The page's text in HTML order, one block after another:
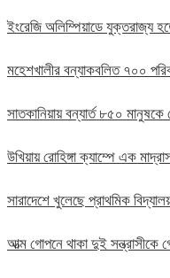
ইংরেজি অলিম্পিয়াডে যুক্তরাজ্য
মহেশখালীর বন্যাকবলিত ৭০০
সাতকানিয়ায় বন্যার্ত ৮৫০ মানুষকে
উখিয়ায় রোহিঙ্গা ক্যাম্পে এক
সারাদেশে খুলেছে প্রাথমিক
আত্ম গোপনে থাকা দুই সন্ত্রাসীকে